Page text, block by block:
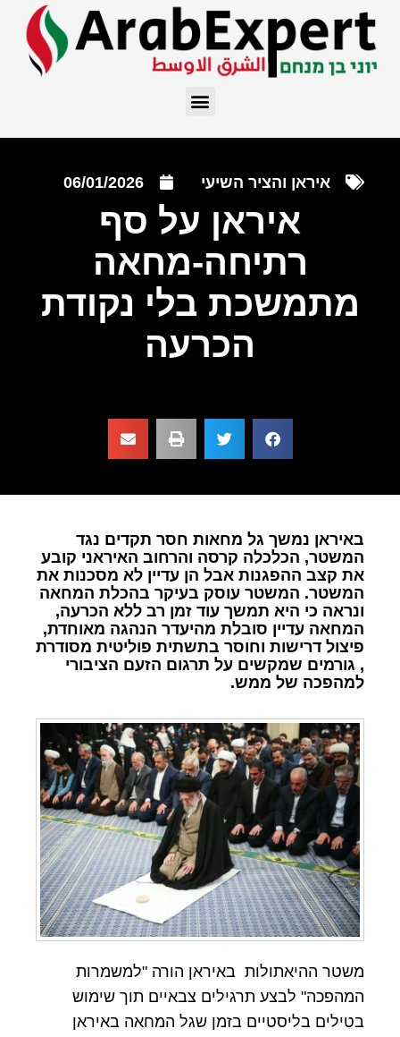
איראן והציר השיעי 06/01/2026
איראן על סף
רתיחה-מחאה
מתמשכת בלי נקודת
הכרעה
באיראן נמשך גל מחאות חסר תקדים נגד
המשטר, הכלכלה קרסה והרחוב האיראני קובע
את קצב ההפגנות אבל הן עדיין לא מסכנות את
המשטר. המשטר עוסק בעיקר בהכלת המחאה
ונראה כי היא תמשך עוד זמן רב ללא הכרעה,
המחאה עדיין סובלת מהיעדר הנהגה מאוחדת,
פיצול דרישות וחוסר בתשתית פוליטית מסודרת
, גורמים שמקשים על תרגום הזעם הציבורי
למהפכה של ממש.
משטר ההיאתולות באיראן הורה "למשמרות
המהפכה" לבצע תרגילים צבאיים תוך שימוש
בטילים בליסטיים בזמן שגל המחאה באיראן